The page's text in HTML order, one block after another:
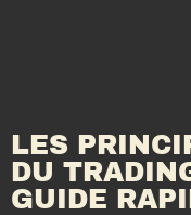
LES
DU
GUIDE